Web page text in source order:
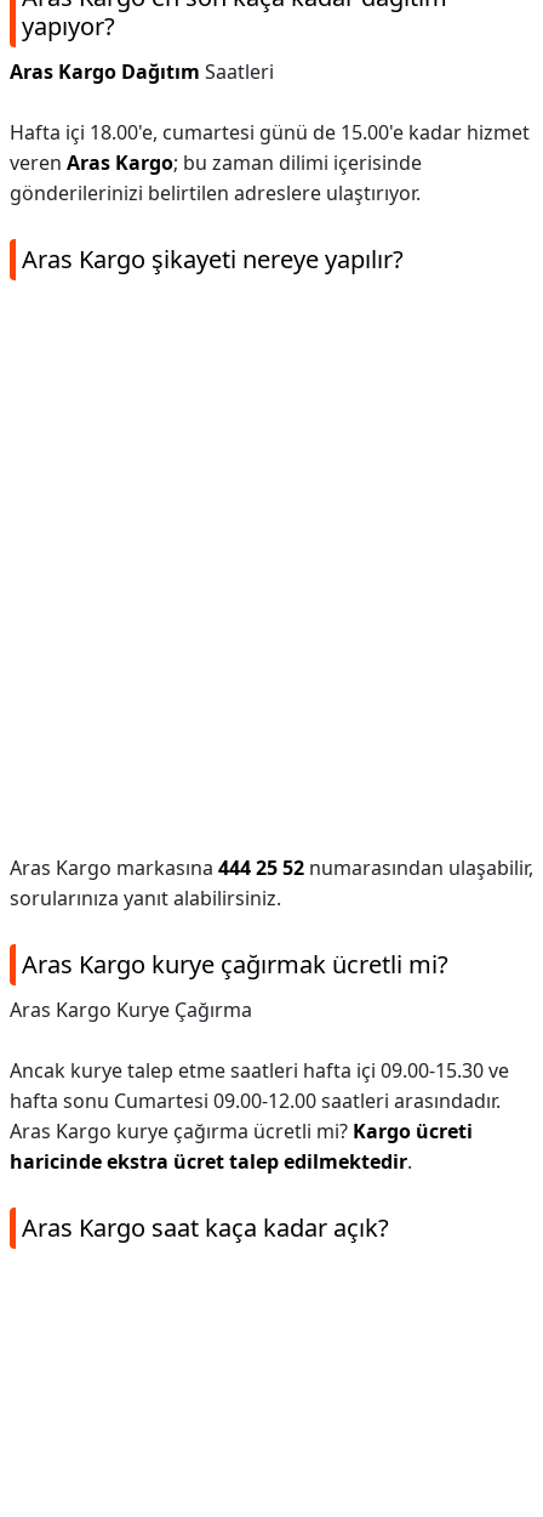
yapıyor?
Aras Kargo Dağıtım Saatleri
Hafta içi 18.00'e, cumartesi günü de 15.00'e kadar hizmet
veren Aras Kargo; bu zaman dilimi içerisinde
gönderilerinizi belirtilen adreslere ulaştırıyor.
Aras Kargo şikayeti nereye yapılır?
Aras Kargo markasına 444 25 52 numarasından ulaşabilir,
sorularınıza yanıt alabilirsiniz.
Aras Kargo kurye çağırmak ücretli mi?
Aras Kargo Kurye Çağırma
Ancak kurye talep etme saatleri hafta içi 09.00-15.30 ve
hafta sonu Cumartesi 09.00-12.00 saatleri arasındadır.
Aras Kargo kurye çağırma ücretli mi? Kargo ücreti
haricinde ekstra ücret talep edilmektedir.
Aras Kargo saat kaça kadar açık?